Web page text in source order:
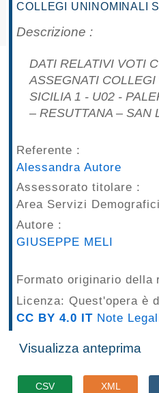
Report
Archivio
Documenti
Linee
Guida
Open
Data
COLLEGI UNINOMINALI
Descrizione :
DATI RELATIVI VOTI COMPLESSIVI NON
ASSEGNATI
SICILIA 1 - U02 -
– RESUTTANA – SAN
Referente :
Alessandra Autore
Assessorato titolare :
Area Servizi
Autore :
GIUSEPPE MELI
Formato originario della
Licenza: Quest'opera è
CC BY 4.0 IT Note
Visualizza anteprima
CSV XML